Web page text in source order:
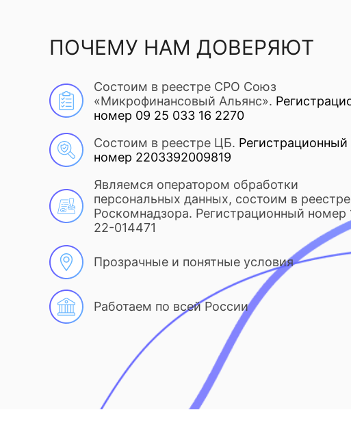
ПОЧЕМУ НАМ ДОВЕРЯЮТ
Состоим в реестре СРО Союз
«Микрофинансовый Альянс».
номер 09 25 033 16 2270
Состоим в реестре ЦБ. Регистрационный
номер 2203392009819
Являемся оператором обработки
персональных данных, состоим в реестре
Роскомнадзора. Регистрационный номер
22-014471
Прозрачные и понятные условия
Работаем по всей России